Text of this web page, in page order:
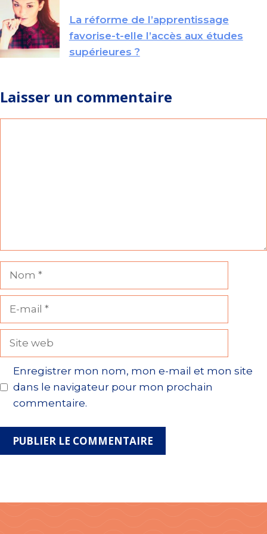
La réforme de l’apprentissage
favorise-t-elle l’accès aux études
supérieures ?
Laisser un commentaire
Nom
Site
Enregistrer mon nom, mon e-mail et mon site
dans le navigateur pour mon prochain
commentaire.